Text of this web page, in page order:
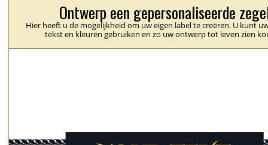
Ontwerp een gepersonaliseerde
Hier heeft u de mogelijkheid om uw eigen label te creëren. U kunt
tekst en kleuren gebruiken en zo uw ontwerp tot leven zien